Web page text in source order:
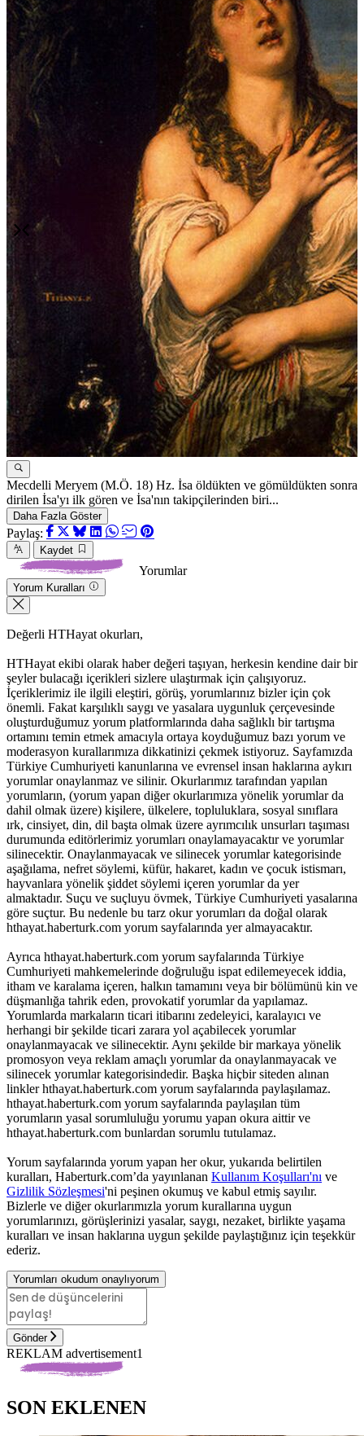
Mecdelli Meryem (M.Ö. 18) Hz. İsa öldükten ve gömüldükten sonra
dirilen İsa'yı ilk gören ve İsa'nın takipçilerinden biri...
Daha Fazla Göster
Paylaş:
Kaydet
Yorumlar
Yorum Kuralları
Değerli HTHayat okurları,
HTHayat ekibi olarak haber değeri taşıyan, herkesin kendine dair bir
şeyler bulacağı içerikleri sizlere ulaştırmak için çalışıyoruz.
İçeriklerimiz ile ilgili eleştiri, görüş, yorumlarınız bizler için çok
önemli. Fakat karşılıklı saygı ve yasalara uygunluk çerçevesinde
oluşturduğumuz yorum platformlarında daha sağlıklı bir tartışma
ortamını temin etmek amacıyla ortaya koyduğumuz bazı yorum ve
moderasyon kurallarımıza dikkatinizi çekmek istiyoruz. Sayfamızda
Türkiye Cumhuriyeti kanunlarına ve evrensel insan haklarına aykırı
yorumlar onaylanmaz ve silinir. Okurlarımız tarafından yapılan
yorumların, (yorum yapan diğer okurlarımıza yönelik yorumlar da
dahil olmak üzere) kişilere, ülkelere, topluluklara, sosyal sınıflara
ırk, cinsiyet, din, dil başta olmak üzere ayrımcılık unsurları taşıması
durumunda editörlerimiz yorumları onaylamayacaktır ve yorumlar
silinecektir. Onaylanmayacak ve silinecek yorumlar kategorisinde
aşağılama, nefret söylemi, küfür, hakaret, kadın ve çocuk istismarı,
hayvanlara yönelik şiddet söylemi içeren yorumlar da yer
almaktadır. Suçu ve suçluyu övmek, Türkiye Cumhuriyeti yasalarına
göre suçtur. Bu nedenle bu tarz okur yorumları da doğal olarak
hthayat.haberturk.com yorum sayfalarında yer almayacaktır.
Ayrıca hthayat.haberturk.com yorum sayfalarında Türkiye
Cumhuriyeti mahkemelerinde doğruluğu ispat edilemeyecek iddia,
itham ve karalama içeren, halkın tamamını veya bir bölümünü kin ve
düşmanlığa tahrik eden, provokatif yorumlar da yapılamaz.
Yorumlarda markaların ticari itibarını zedeleyici, karalayıcı ve
herhangi bir şekilde ticari zarara yol açabilecek yorumlar
onaylanmayacak ve silinecektir. Aynı şekilde bir markaya yönelik
promosyon veya reklam amaçlı yorumlar da onaylanmayacak ve
silinecek yorumlar kategorisindedir. Başka hiçbir siteden alınan
linkler hthayat.haberturk.com yorum sayfalarında paylaşılamaz.
hthayat.haberturk.com yorum sayfalarında paylaşılan tüm
yorumların yasal sorumluluğu yorumu yapan okura aittir ve
hthayat.haberturk.com bunlardan sorumlu tutulamaz.
Yorum sayfalarında yorum yapan her okur, yukarıda belirtilen
kuralları, Haberturk.com’da yayınlanan Kullanım Koşulları'nı ve
Gizlilik Sözleşmesi'ni peşinen okumuş ve kabul etmiş sayılır.
Bizlerle ve diğer okurlarımızla yorum kurallarına uygun
yorumlarınızı, görüşlerinizi yasalar, saygı, nezaket, birlikte yaşama
kuralları ve insan haklarına uygun şekilde paylaştığınız için teşekkür
ederiz.
Yorumları okudum onaylıyorum
Gönder
REKLAM advertisement1
SON EKLENEN